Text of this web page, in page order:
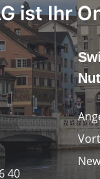
ist Ihr
40